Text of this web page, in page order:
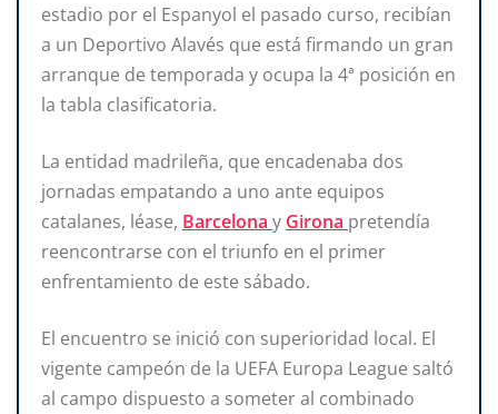
estadio por el Espanyol el pasado curso, recibían
a un Deportivo Alavés que está firmando un gran
arranque de temporada y ocupa la 4ª posición en
la tabla clasificatoria.
La entidad madrileña, que encadenaba dos
jornadas empatando a uno ante equipos
catalanes, léase, Barcelona y Girona pretendía
reencontrarse con el triunfo en el primer
enfrentamiento de este sábado.
El encuentro se inició con superioridad local. El
vigente campeón de la UEFA Europa League saltó
al campo dispuesto a someter al combinado